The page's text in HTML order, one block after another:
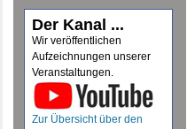
Der Kanal ...
Wir veröffentlichen
Aufzeichnungen unserer
Veranstaltungen.
Zur Übersicht über den